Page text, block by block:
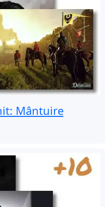
Mântuire